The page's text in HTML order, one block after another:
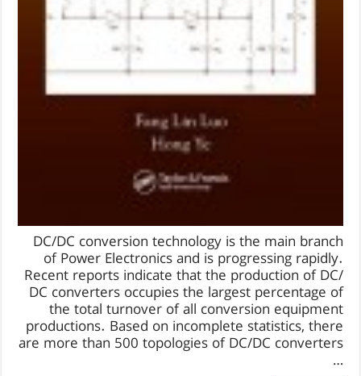
DC/DC conversion technology is the main branch
of Power Electronics and is progressing rapidly.
Recent reports indicate that the production of DC/
DC converters occupies the largest percentage of
the total turnover of all conversion equipment
productions. Based on incomplete statistics, there
are more than 500 topologies of DC/DC converters
…